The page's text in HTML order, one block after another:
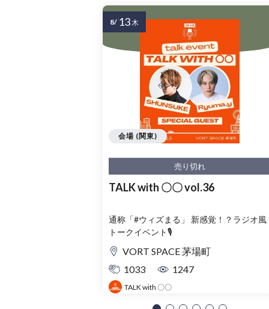
売り切れ
TALK with 〇〇 vol.36
通称「#ウィズまる」 新感覚！？ラジオ風
トークイベント🎙️
VORT SPACE 茅場町
1033
1247
TALK with 〇〇
会場 (関東)
8/ 13木